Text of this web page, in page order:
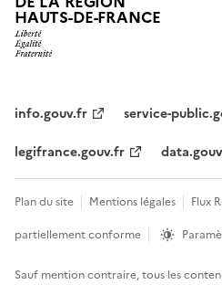
HAUTS-DE-FRANCE
info.gouv.fr
service-
legifrance.gouv.fr
Plan du site Mentions légales Flux
partiellement conforme
Sauf mention contraire, tous les